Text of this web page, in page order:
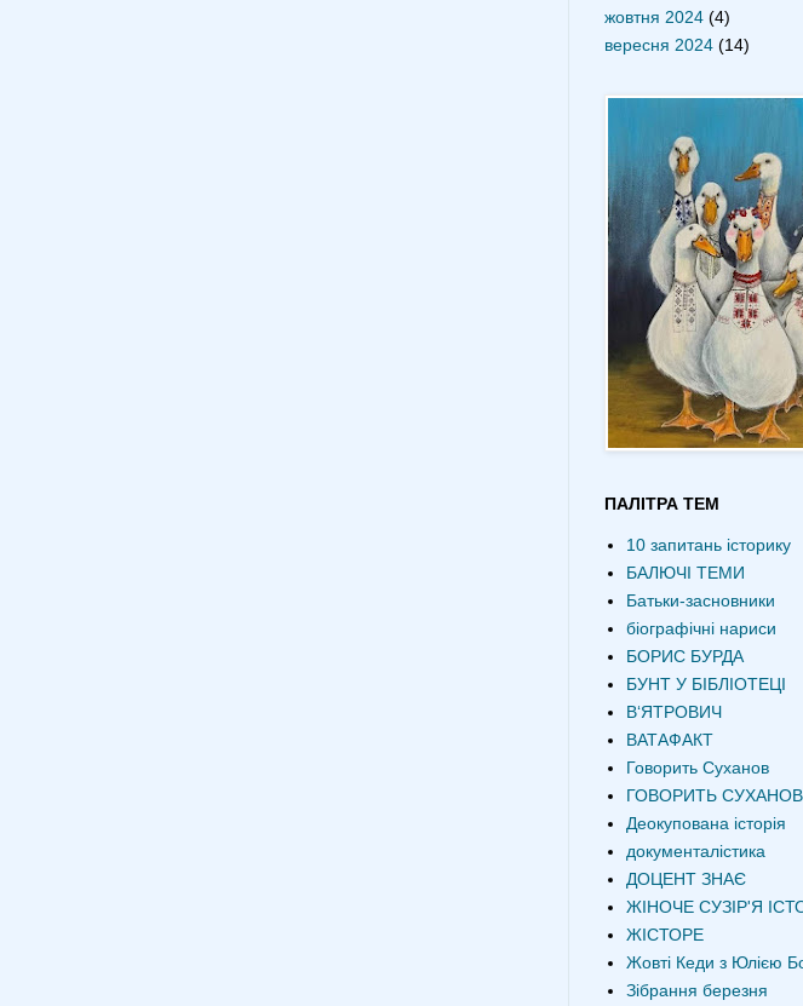
жовтня 2024 (4)
вересня 2024 (14)
ПАЛІТРА ТЕМ
10 запитань історику
БАЛЮЧІ ТЕМИ
Батьки-засновники
біографічні нариси
БОРИС БУРДА
БУНТ У БІБЛІОТЕЦІ
В‘ЯТРОВИЧ
ВАТАФАКТ
Говорить Суханов
ГОВОРИТЬ СУХАНОВ
Деокупована історія
документалістика
ДОЦЕНТ ЗНАЄ
ЖІНОЧЕ СУЗІР'Я
ЖІСТОРЕ
Жовті Кеди з Юлією
Зібрання березня